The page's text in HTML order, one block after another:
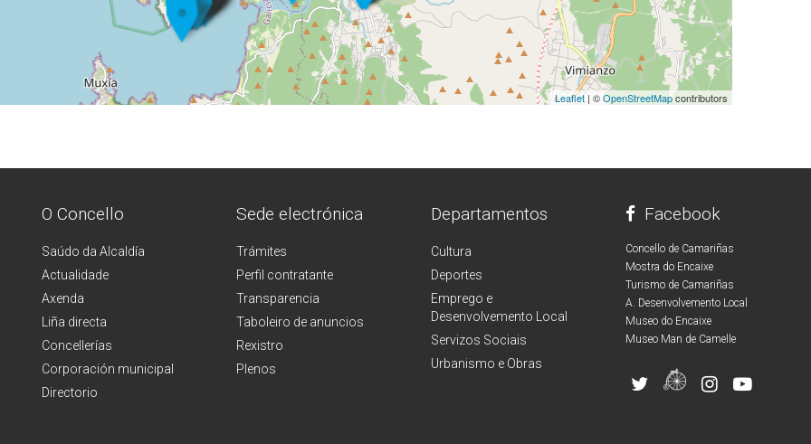
Leaflet | ©OpenStreetMapcontributors
O Concello
Saúdo da Alcaldía
Actualidade
Axenda
Liña directa
Concellerías
Corporación municipal
Directorio
Sede electrónica
Trámites
Perfil contratante
Transparencia
Taboleiro de anuncios
Rexistro
Plenos
Departamentos
Cultura
Deportes
Emprego e
Desenvolvemento Local
Servizos Sociais
Urbanismo e Obras
Facebook
Concello de Camariñas
Mostra do Encaixe
Turismo de Camariñas
A. Desenvolvemento Local
Museo do Encaixe
Museo Man de Camelle